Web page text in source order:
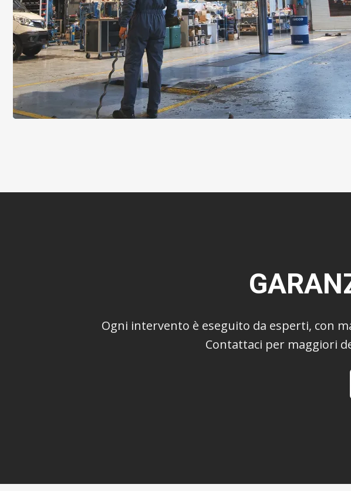
Ogni intervento è eseguito da esperti, con
Contattaci per maggiori